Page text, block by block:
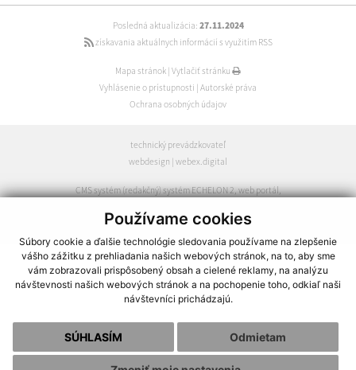
Používame cookies
Súbory cookie a ďalšie technológie sledovania používame na zlepšenie
vášho zážitku z prehliadania našich webových stránok, na to, aby sme
vám zobrazovali prispôsobený obsah a cielené reklamy, na analýzu
návštevnosti našich webových stránok a na pochopenie toho, odkiaľ naši
návštevníci prichádzajú.
SÚHLASÍM Odmietam
Posledná aktualizácia: 27.11.2024
získavania aktuálnych informácií s využitím RSS
Mapa stránok Vytlačiť stránku
Vyhlásenie o prístupnosti Autorské práva
Ochrana osobných údajov
technický prevádzkovateľ
webdesign webex.digital
CMS systém (redakčný) systém ECHELON 2,web portál,
spoločnosť webex.digital